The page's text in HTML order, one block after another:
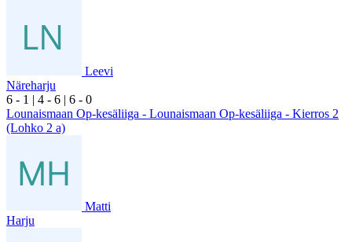
Leevi
Näreharju
6 - 1 | 4 - 6 | 6 - 0
Lounaismaan Op-kesäliiga - Lounaismaan Op-kesäliiga - Kierros 2
(Lohko 2 a)
Matti
Harju